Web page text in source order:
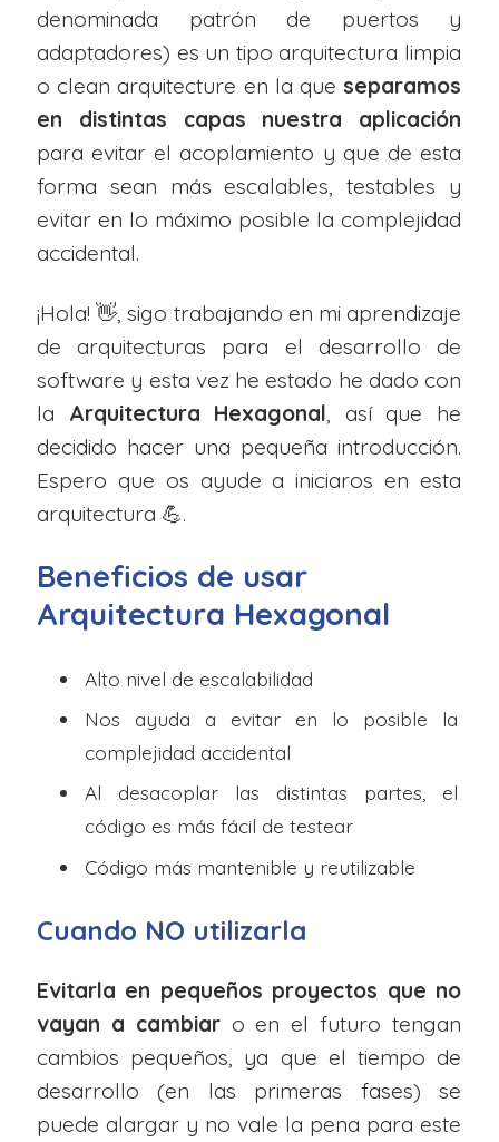
denominada patrón de puertos y
adaptadores) es un tipo arquitectura limpia
o clean arquitecture en la que separamos
en distintas capas nuestra aplicación
para evitar el acoplamiento y que de esta
forma sean más escalables, testables y
evitar en lo máximo posible la complejidad
accidental.
¡Hola! 👋, sigo trabajando en mi aprendizaje
de arquitecturas para el desarrollo de
software y esta vez he estado he dado con
la Arquitectura Hexagonal, así que he
decidido hacer una pequeña introducción.
Espero que os ayude a iniciaros en esta
arquitectura 💪.
Beneficios de usar
Arquitectura Hexagonal
Alto nivel de escalabilidad
Nos ayuda a evitar en lo posible la
complejidad accidental
Al desacoplar las distintas partes, el
código es más fácil de testear
Código más mantenible y reutilizable
Cuando NO utilizarla
Evitarla en pequeños proyectos que no
vayan a cambiaro en el futuro tengan
cambios pequeños, ya que el tiempo de
desarrollo (en las primeras fases) se
puede alargar y no vale la pena para este